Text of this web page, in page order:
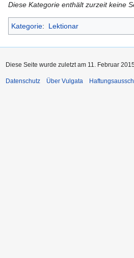
Diese Kategorie enthält zurzeit keine
Kategorie: Lektionar
Diese Seite wurde zuletzt am 11. Februar
Datenschutz Über Vulgata